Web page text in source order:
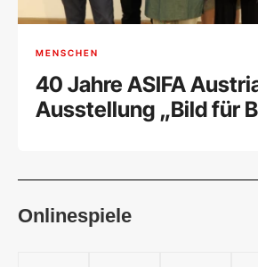
MENSCHEN
40 Jahre ASIFA
Ausstellung „Bild für
Onlinespiele